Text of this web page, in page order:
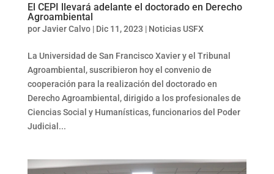
El CEPI llevará adelante el doctorado en Derecho
Agroambiental
porJavier Calvo| Dic 11, 2023 | Noticias USFX
La Universidad de San Francisco Xavier y el Tribunal
Agroambiental, suscribieron hoy el convenio de
cooperación para la realización del doctorado en
Derecho Agroambiental, dirigido a los profesionales de
Ciencias Social y Humanísticas, funcionarios del Poder
Judicial...